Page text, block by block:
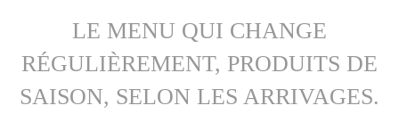
LE MENU QUI CHANGE
RÉGULIÈREMENT, PRODUITS DE
SAISON, SELON LES ARRIVAGES.